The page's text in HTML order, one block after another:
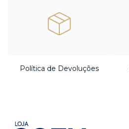
Política de Devoluções